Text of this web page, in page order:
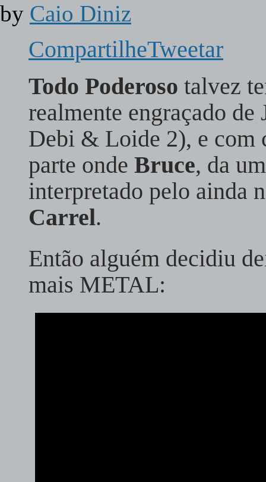
by Caio Diniz
CompartilheTweetar
Todo Poderoso talvez
realmente engraçado
Debi & Loide 2), e com
parte onde Bruce, da
interpretado pelo ainda
Carrel.
Então alguém decidiu
mais METAL: